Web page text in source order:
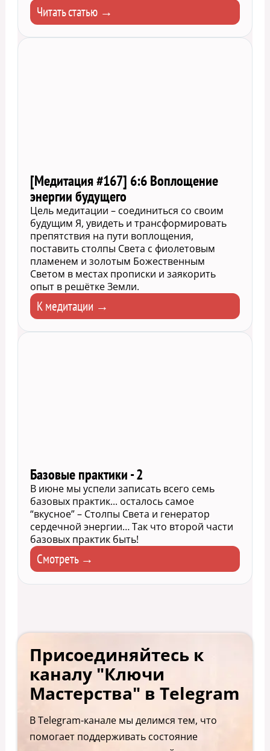
Читать статью →
[Медитация #167] 6:6 Воплощение
энергии будущего
Цель медитации – соединиться со своим
будущим Я, увидеть и трансформировать
препятствия на пути воплощения,
поставить столпы Света с фиолетовым
пламенем и золотым Божественным
Светом в местах прописки и заякорить
опыт в решётке Земли.
К медитации →
Базовые практики - 2
В июне мы успели записать всего семь
базовых практик... осталось самое
“вкусное” – Столпы Света и генератор
сердечной энергии… Так что второй части
базовых практик быть!
Смотреть →
Присоединяйтесь к
каналу "Ключи
Мастерства" в Telegram
В Telegram-канале мы делимся тем, что
помогает поддерживать состояние